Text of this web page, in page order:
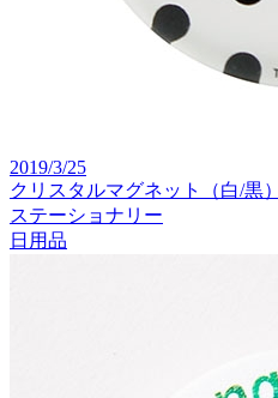
2019/3/25
クリスタルマグネット（白/黒）
ステーショナリー
日用品